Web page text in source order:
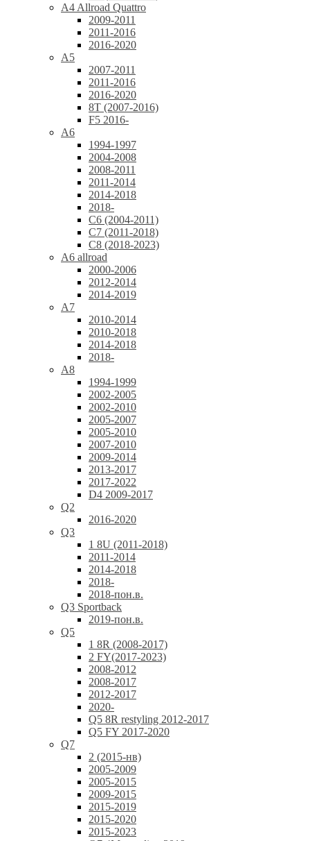
A4 Allroad Quattro
2009-2011
2011-2016
2016-2020
A5
2007-2011
2011-2016
2016-2020
8T (2007-2016)
F5 2016-
A6
1994-1997
2004-2008
2008-2011
2011-2014
2014-2018
2018-
C6 (2004-2011)
C7 (2011-2018)
C8 (2018-2023)
A6 allroad
2000-2006
2012-2014
2014-2019
A7
2010-2014
2010-2018
2014-2018
2018-
A8
1994-1999
2002-2005
2002-2010
2005-2007
2005-2010
2007-2010
2009-2014
2013-2017
2017-2022
D4 2009-2017
Q2
2016-2020
Q3
1 8U (2011-2018)
2011-2014
2014-2018
2018-
2018-пон.в.
Q3 Sportback
2019-пон.в.
Q5
1 8R (2008-2017)
2 FY(2017-2023)
2008-2012
2008-2017
2012-2017
2020-
Q5 8R restyling 2012-2017
Q5 FY 2017-2020
Q7
2 (2015-нв)
2005-2009
2005-2015
2009-2015
2015-2019
2015-2020
2015-2023